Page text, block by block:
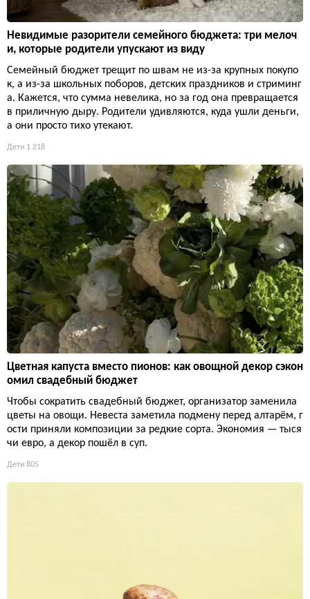
Невидимые разорители семейного бюджета: три мелоч
и, которые родители упускают из виду
Семейный бюджет трещит по швам не из-за крупных покупо
к, а из-за школьных поборов, детских праздников и стриминг
а. Кажется, что сумма невелика, но за год она превращается
в приличную дыру. Родители удивляются, куда ушли деньги,
а они просто тихо утекают.
Дети 1 218
Цветная капуста вместо пионов: как овощной декор сэкон
омил свадебный бюджет
Чтобы сократить свадебный бюджет, организатор заменила
цветы на овощи. Невеста заметила подмену перед алтарём, г
ости приняли композиции за редкие сорта. Экономия — тыся
чи евро, а декор пошёл в суп.
Дети 805